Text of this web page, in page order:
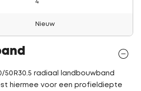
4
Nieuw
50R30.5 radiaal landbouwband
hiermee voor een profieldiepte